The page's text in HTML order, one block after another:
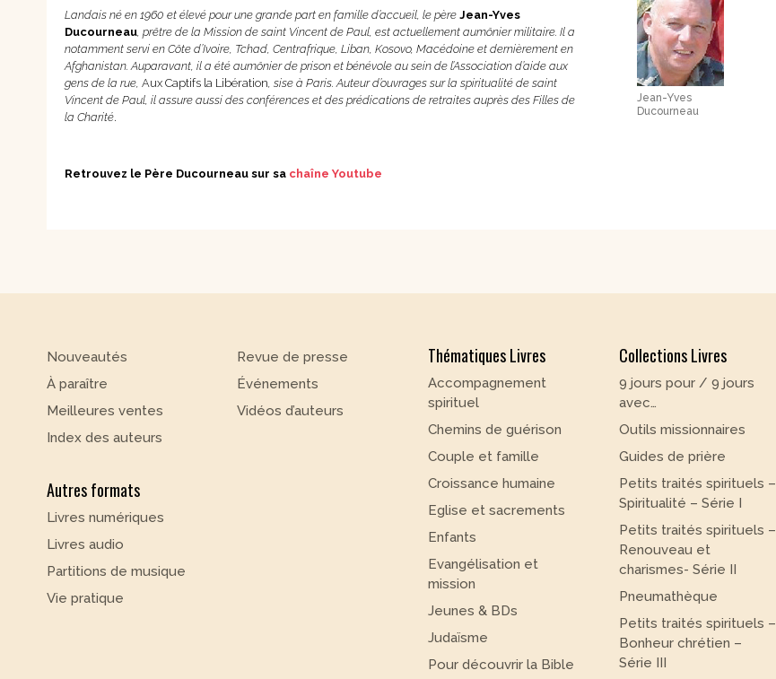
Landais né en 1960 et élevé pour une grande part en famille d’accueil, le père Jean-Yves
Ducourneau, prêtre de la Mission de saint Vincent de Paul, est actuellement aumônier militaire. Il a
notamment servi en Côte d’Ivoire, Tchad, Centrafrique, Liban, Kosovo, Macédoine et dernièrement en
Afghanistan. Auparavant, il a été aumônier de prison et bénévole au sein de l’Association d’aide aux
gens de la rue, Aux Captifs la Libération , sise à Paris. Auteur d’ouvrages sur la spiritualité de saint
Vincent de Paul, il assure aussi des conférences et des prédications de retraites auprès des Filles de
la Charité.
Retrouvez le Père Ducourneau sur sa chaîne Youtube
Jean-Yves
Ducourneau
Nouveautés
À paraître
Meilleures ventes
Index des auteurs
Autres formats
Livres numériques
Livres audio
Partitions de musique
Vie pratique
Revue de presse
Événements
Vidéos d’auteurs
Thématiques Livres
Accompagnement
spirituel
Chemins de guérison
Couple et famille
Croissance humaine
Eglise et sacrements
Enfants
Evangélisation et
mission
Jeunes & BDs
Judaïsme
Pour découvrir la Bible
Collections Livres
9 jours pour / 9 jours
avec…
Outils missionnaires
Guides de prière
Petits traités spirituels –
Spiritualité – Série I
Petits traités spirituels –
Renouveau et
charismes- Série II
Pneumathèque
Petits traités spirituels –
Bonheur chrétien –
Série III